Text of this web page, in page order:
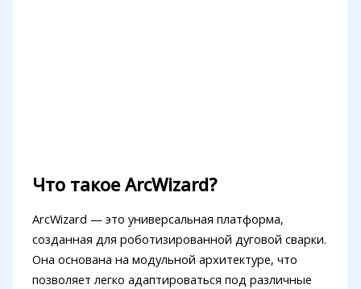
Что такое ArcWizard?
ArcWizard — это универсальная платформа,
созданная для роботизированной дуговой сварки.
Она основана на модульной архитектуре, что
позволяет легко адаптироваться под различные